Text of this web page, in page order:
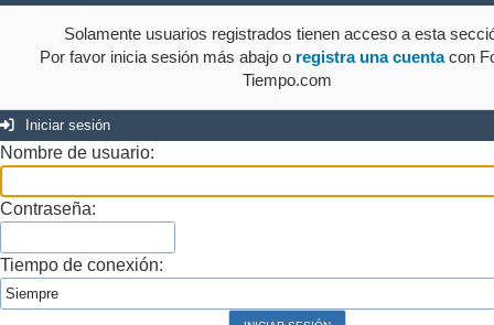
Solamente usuarios registrados tienen acceso a esta
Por favor inicia sesión más abajo o registra una cuentacon
Tiempo.com
Iniciar sesión
Nombre de usuario:
Contraseña:
Tiempo de conexión: